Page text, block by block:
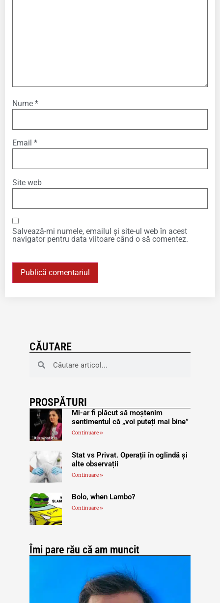
Nume *
Email *
Site web
Salvează-mi numele, emailul și site-ul web în acest
navigator pentru data viitoare când o să comentez.
CĂUTARE
PROSPĂTURI
Mi-ar fi plăcut să moștenim
sentimentul că „voi puteți mai bine”
Continuare »
Stat vs Privat. Operații în oglindă și
alte observații
Continuare »
Bolo, when Lambo?
Continuare »
Îmi pare rău că am muncit